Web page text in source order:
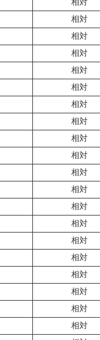
相対
相対
相対
相対
相対
相対
相対
相対
相対
相対
相対
相対
相対
相対
相対
相対
相対
相対
相対